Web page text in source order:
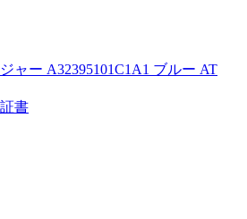
ャー A32395101C1A1 ブルー AT
書